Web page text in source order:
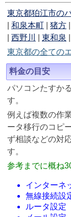
東京都狛江市の
和泉本町 猪方
西野川 東和泉
東京都の全ての
料金の目安
パソコンたすか
す。
例えば複数の作
ータ移行のコピ
ず相談などの対
す。
参考までに概ね
インターネ
無線接続設
ルータ設定